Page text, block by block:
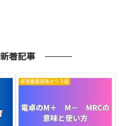
新着記事
保育園調理員のウラ話